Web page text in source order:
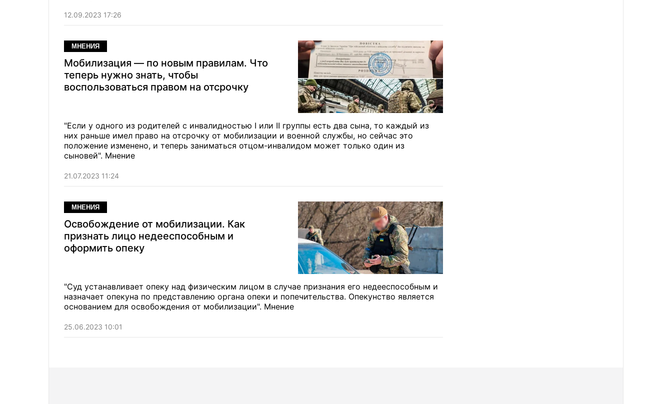
12.09.2023 17:26
МНЕНИЯ
Мобилизация — по новым правилам. Что
теперь нужно знать, чтобы
воспользоваться правом на отсрочку
"Если у одного из родителей с инвалидностью І или ІІ группы есть два сына, то каждый из
них раньше имел право на отсрочку от мобилизации и военной службы, но сейчас это
положение изменено, и теперь заниматься отцом-инвалидом может только один из
сыновей". Мнение
21.07.2023 11:24
МНЕНИЯ
Освобождение от мобилизации. Как
признать лицо недееспособным и
оформить опеку
"Суд устанавливает опеку над физическим лицом в случае признания его недееспособным и
назначает опекуна по представлению органа опеки и попечительства. Опекунство является
основанием для освобождения от мобилизации". Мнение
25.06.2023 10:01